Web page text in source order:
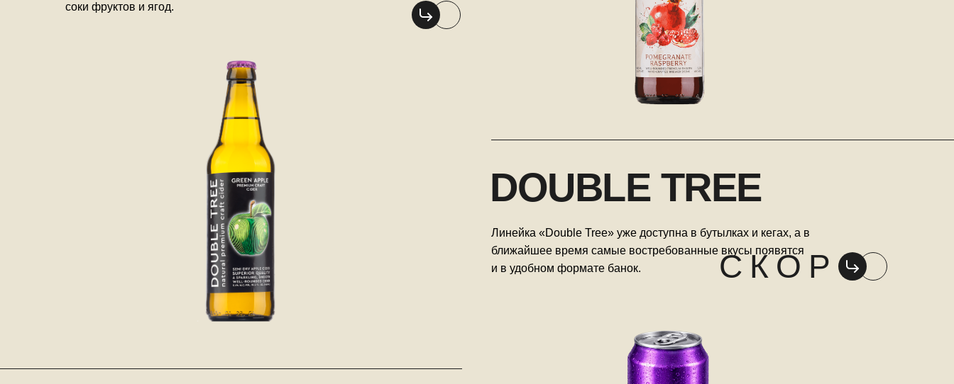
Линейка «Double Tree» уже доступна в бутылках и кегах, а в
ближайшее время самые востребованные вкусы появятся
и в удобном формате банок.
соки фруктов и ягод.
С К О Р
DOUBLE TREE